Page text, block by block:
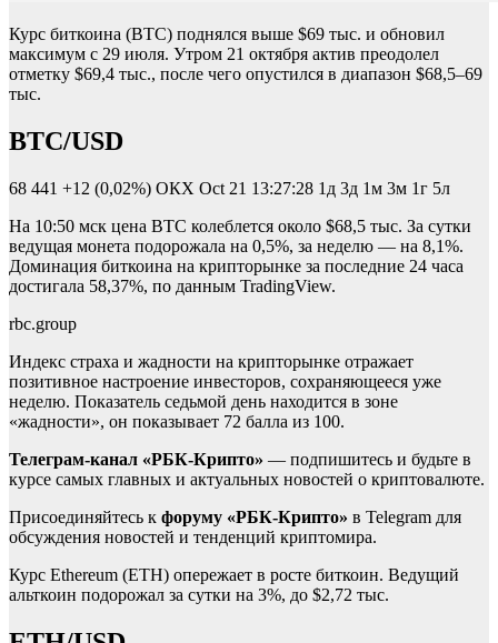
Курс биткоина (BTC) поднялся выше $69 тыс. и обновил
максимум с 29 июля. Утром 21 октября актив преодолел
отметку $69,4 тыс., после чего опустился в диапазон $68,5–69
тыс.
BTC/USD
68 441 +12 (0,02%) ОКХ Oct 21 13:27:28 1д 3д 1м 3м 1г 5л
На 10:50 мск цена BTC колеблется около $68,5 тыс. За сутки
ведущая монета подорожала на 0,5%, за неделю — на 8,1%.
Доминация биткоина на крипторынке за последние 24 часа
достигала 58,37%, по данным TradingView.
rbc.group
Индекс страха и жадности на крипторынке отражает
позитивное настроение инвесторов, сохраняющееся уже
неделю. Показатель седьмой день находится в зоне
«жадности», он показывает 72 балла из 100.
Телеграм-канал «РБК-Крипто» — подпишитесь и будьте в
курсе самых главных и актуальных новостей о криптовалюте.
Присоединяйтесь к форуму «РБК-Крипто» в Telegram для
обсуждения новостей и тенденций криптомира.
Курс Ethereum (ETH) опережает в росте биткоин. Ведущий
альткоин подорожал за сутки на 3%, до $2,72 тыс.